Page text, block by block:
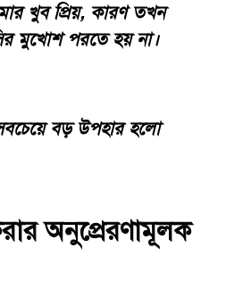
খুব প্রিয়, কারণ তখন
মুখোশ পরতে হয় না।
বড় উপহার হলো
অনুপ্রেরণামূলক